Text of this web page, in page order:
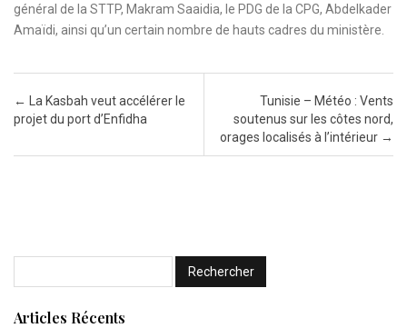
général de la STTP, Makram Saaidia, le PDG de la CPG, Abdelkader
Amaïdi, ainsi qu’un certain nombre de hauts cadres du ministère.
Post navigation
←
La Kasbah veut accélérer le
projet du port d’Enfidha
Tunisie – Météo : Vents
soutenus sur les côtes nord,
orages localisés à l’intérieur →
Articles Récents